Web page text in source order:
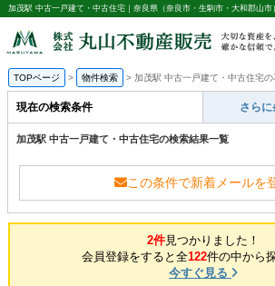
TOPページ 物件検索 加茂駅 中古一戸建て・中古住宅
現在の検索条件 さら
加茂駅 中古一戸建て・中古住宅の検索結果一覧
この条件で新着メールを
2件見つかりました！
会員登録をすると全122件の中から
今すぐ見る